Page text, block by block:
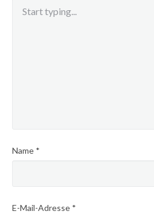
Name *
E-Mail-Adresse *